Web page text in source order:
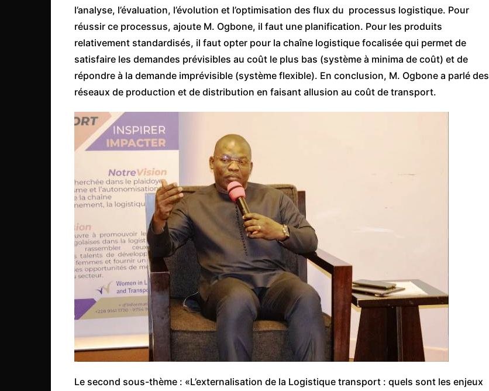
l’analyse, l’évaluation, l’évolution et l’optimisation des flux du processus logistique. Pour
réussir ce processus, ajoute M. Ogbone, il faut une planification. Pour les produits
relativement standardisés, il faut opter pour la chaîne logistique focalisée qui permet de
satisfaire les demandes prévisibles au coût le plus bas (système à minima de coût) et de
répondre à la demande imprévisible (système flexible). En conclusion, M. Ogbone a parlé des
réseaux de production et de distribution en faisant allusion au coût de transport.
Le second sous-thème : «L’externalisation de la Logistique transport : quels sont les enjeux